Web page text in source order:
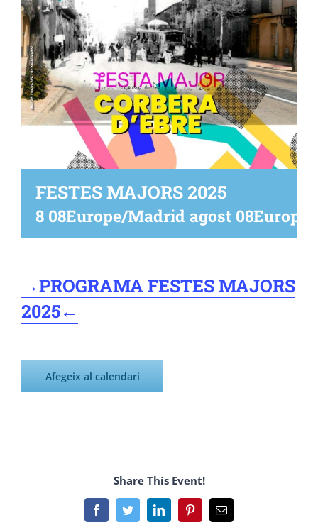
FESTES MAJORS 2025
8 08Europe/Madrid agost 08Europe/
→PROGRAMA FESTES MAJORS
2025←
Afegeix al calendari
Share This Event!
FacebookTwitterLinkedInPinterestEmail: